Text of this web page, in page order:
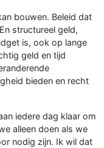
bouwen. Beleid dat
structureel geld,
is, ook op lange
geld en tijd
bieden en recht
iedere dag klaar om
alleen doen als we
nodig zijn. Ik wil dat